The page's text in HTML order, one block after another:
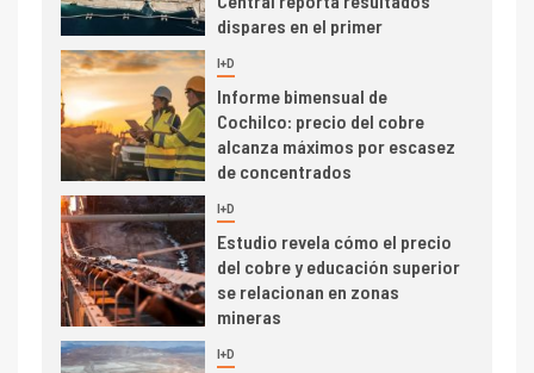
dispares en el primer
4 I+D
Informe bimensual de
Cochilco: precio del cobre
alcanza máximos por escasez
de concentrados
5 I+D
Estudio revela cómo el precio
del cobre y educación superior
se relacionan en zonas
mineras
6 I+D